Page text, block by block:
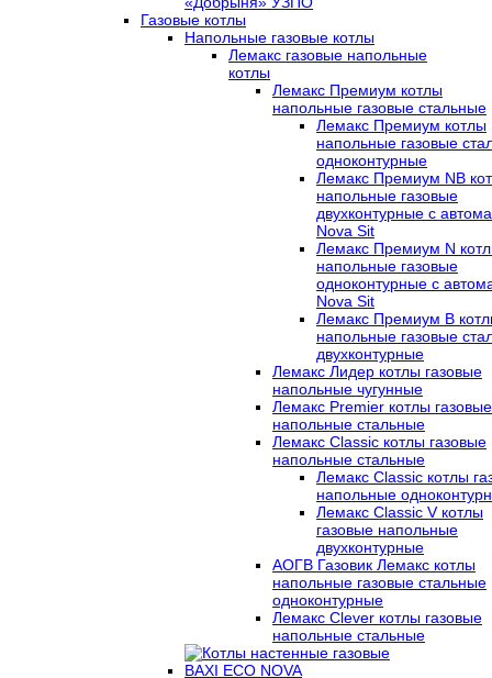
Газовые котлы
Напольные газовые котлы
Лемакс газовые напольные
котлы
Лемакс Премиум котлы
напольные газовые стальные
Лемакс Премиум котлы
напольные газовые
одноконтурные
Лемакс Премиум NB
напольные газовые
двухконтурные c
Nova Sit
Лемакс Премиум N
напольные газовые
одноконтурные c
Nova Sit
Лемакс Премиум B
напольные газовые
двухконтурные
Лемакс Лидер котлы газовые
напольные чугунные
Лемакс Premier котлы газовые
напольные стальные
Лемакс Classic котлы газовые
напольные стальные
Лемакс Classic котлы
напольные
Лемакс Classic V котлы
газовые напольные
двухконтурные
АОГВ Газовик Лемакс котлы
напольные газовые стальные
одноконтурные
Лемакс Clever котлы газовые
напольные стальные